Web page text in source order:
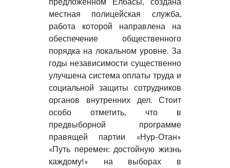
местная полицейская служба,
работа которой направлена на
обеспечение общественного
порядка на локальном уровне. За
годы независимости существенно
улучшена система оплаты труда и
социальной защиты сотрудников
органов внутренних дел. Стоит
особо отметить, что в
предвыборной программе
правящей партии «Нур-Отан»
«Путь перемен: достойную жизнь
каждому!» на выборах в